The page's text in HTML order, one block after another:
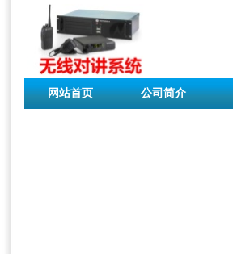
网站首页 公司简介